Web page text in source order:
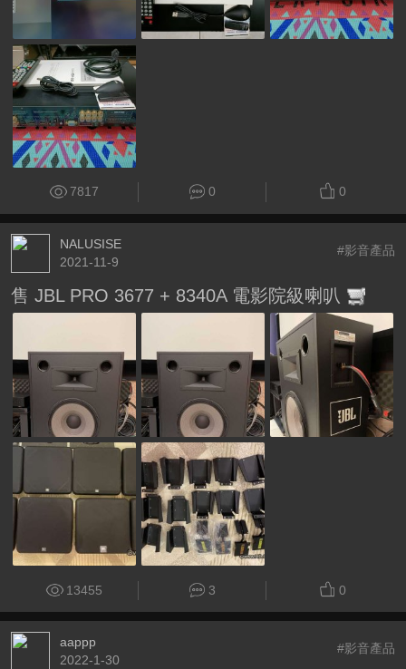
7817 0 0
NALUSISE
2021-11-9
#影音產品
售 JBL PRO 3677 + 8340A 電影院級喇叭
13455 3 0
aappp
2022-1-30
#影音產品